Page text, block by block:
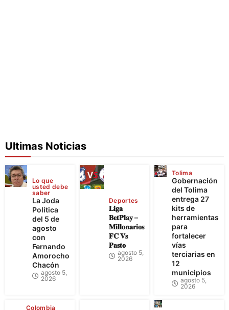
Ultimas Noticias
Lo que
usted debe
saber
La Joda
Política
del 5 de
agosto
con
Fernando
Amorocho
Chacón
agosto 5,
2026
Deportes
𝐋𝐢𝐠𝐚
𝐁𝐞𝐭𝐏𝐥𝐚𝐲 –
𝐌𝐢𝐥𝐥𝐨𝐧𝐚𝐫𝐢𝐨𝐬
𝐅𝐂 𝐕𝐬
𝐏𝐚𝐬𝐭𝐨
agosto 5,
2026
Tolima
Gobernación
del Tolima
entrega 27
kits de
herramientas
para
fortalecer
vías
terciarias en
12
municipios
agosto 5,
2026
Colombia